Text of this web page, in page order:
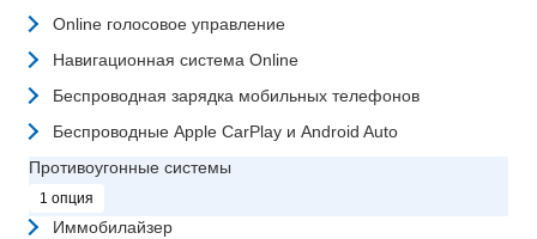
Online голосовое управление
Навигационная система Online
Беспроводная зарядка мобильных телефонов
Беспроводные Apple CarPlay и Android Auto
Противоугонные системы
1 опция
Иммобилайзер